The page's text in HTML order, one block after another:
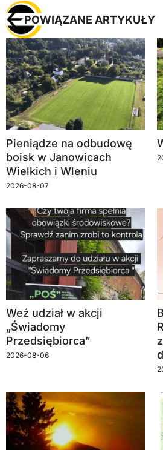
POWIĄZANE ARTYKUŁY
Pieniądze na odbudowę
boisk w Janowicach
Wielkich i Wleniu
2026-08-07
Weź udział w akcji
„Świadomy
Przedsiębiorca”
2026-08-06